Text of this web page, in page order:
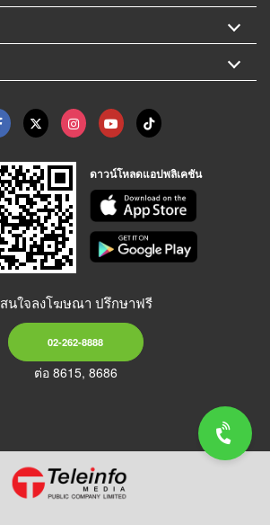
ดาวน์โหลดแอปพลิเคชัน
สนใจลงโฆษณา ปรึกษาฟรี
02-262-8888
ต่อ 8615, 8686